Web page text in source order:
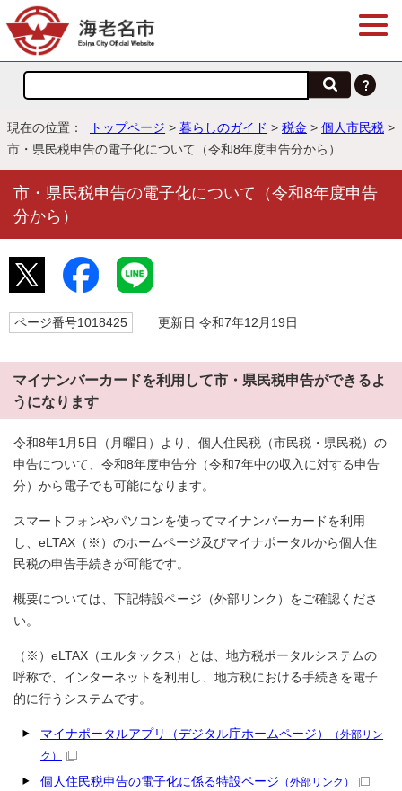
現在の位置： トップページ > 暮らしのガイド > 税金 > 個人市民税 >
市・県民税申告の電子化について（令和8年度申告分から）
市・県民税申告の電子化について（令和8年度申告
分から）
ページ番号1018425 更新日 令和7年12月19日
マイナンバーカードを利用して市・県民税申告ができるよ
うになります
令和8年1月5日（月曜日）より、個人住民税（市民税・県民税）の
申告について、令和8年度申告分（令和7年中の収入に対する申告
分）から電子でも可能になります。
スマートフォンやパソコンを使ってマイナンバーカードを利用
し、eLTAX（※）のホームページ及びマイナポータルから個人住
民税の申告手続きが可能です。
概要については、下記特設ページ（外部リンク）をご確認くださ
い。
（※）eLTAX（エルタックス）とは、地方税ポータルシステムの
呼称で、インターネットを利用し、地方税における手続きを電子
的に行うシステムです。
マイナポータルアプリ（デジタル庁ホームページ）
（外部リン
ク）
個人住民税申告の電子化に係る特設ページ （外部リンク）